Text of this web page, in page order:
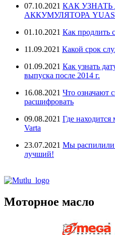
07.10.2021 КАК
АККУМУЛЯТОРА
01.10.2021 Как продлить
11.09.2021 Какой срок
01.09.2021 Как узнать
выпуска после 2014 г.
16.08.2021 Что означают
расшифровать
09.08.2021 Где находится
Varta
23.07.2021 Мы
лучший!
Моторное масло